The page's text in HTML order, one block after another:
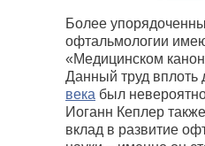
Более
офтальмологии
«Медицинском
Данный труд вплоть
века был
Иоганн Кеплер
вклад в развитие